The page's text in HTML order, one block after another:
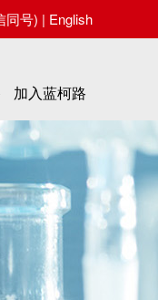
同号) | English
加入蓝柯路